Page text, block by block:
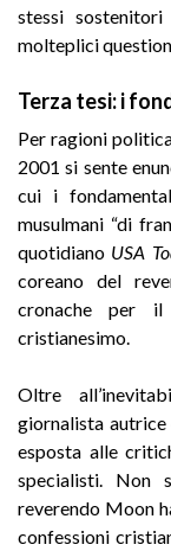
stessi
molteplici
Terza tesi: i
Per ragioni
2001 si sente
cui i
musulmani “di
quotidiano USA
coreano del
cronache per
cristianesimo.
Oltre
giornalista autrice
esposta alle
specialisti. Non
reverendo Moon
confessioni